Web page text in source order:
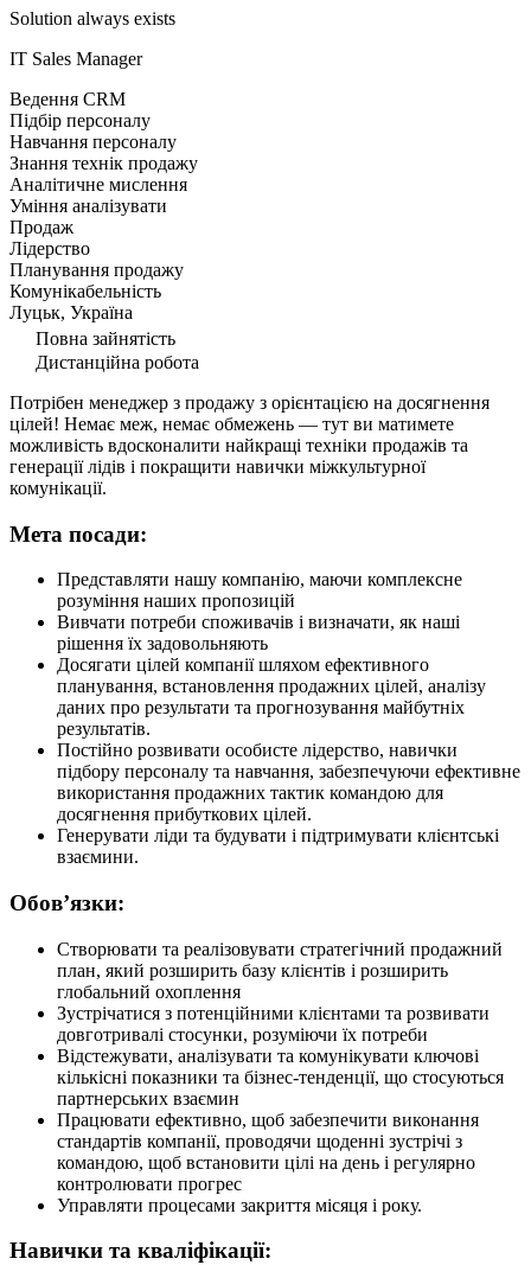
Solution always exists
ІТ Sales Manager
Ведення CRM
Підбір персоналу
Навчання персоналу
Знання технік продажу
Аналітичне мислення
Уміння аналізувати
Продаж
Лідерство
Планування продажу
Комунікабельність
Луцьк, Україна
Повна зайнятість
Дистанційна робота
Потрібен менеджер з продажу з орієнтацією на досягнення
цілей! Немає меж, немає обмежень — тут ви матимете
можливість вдосконалити найкращі техніки продажів та
генерації лідів і покращити навички міжкультурної
комунікації.
Мета посади:
Представляти нашу компанію, маючи комплексне
розуміння наших пропозицій
Вивчати потреби споживачів і визначати, як наші
рішення їх задовольняють
Досягати цілей компанії шляхом ефективного
планування, встановлення продажних цілей, аналізу
даних про результати та прогнозування майбутніх
результатів.
Постійно розвивати особисте лідерство, навички
підбору персоналу та навчання, забезпечуючи ефективне
використання продажних тактик командою для
досягнення прибуткових цілей.
Генерувати ліди та будувати і підтримувати клієнтські
взаємини.
Обов’язки:
Створювати та реалізовувати стратегічний продажний
план, який розширить базу клієнтів і розширить
глобальний охоплення
Зустрічатися з потенційними клієнтами та розвивати
довготривалі стосунки, розуміючи їх потреби
Відстежувати, аналізувати та комунікувати ключові
кількісні показники та бізнес-тенденції, що стосуються
партнерських взаємин
Працювати ефективно, щоб забезпечити виконання
стандартів компанії, проводячи щоденні зустрічі з
командою, щоб встановити цілі на день і регулярно
контролювати прогрес
Управляти процесами закриття місяця і року.
Навички та кваліфікації: